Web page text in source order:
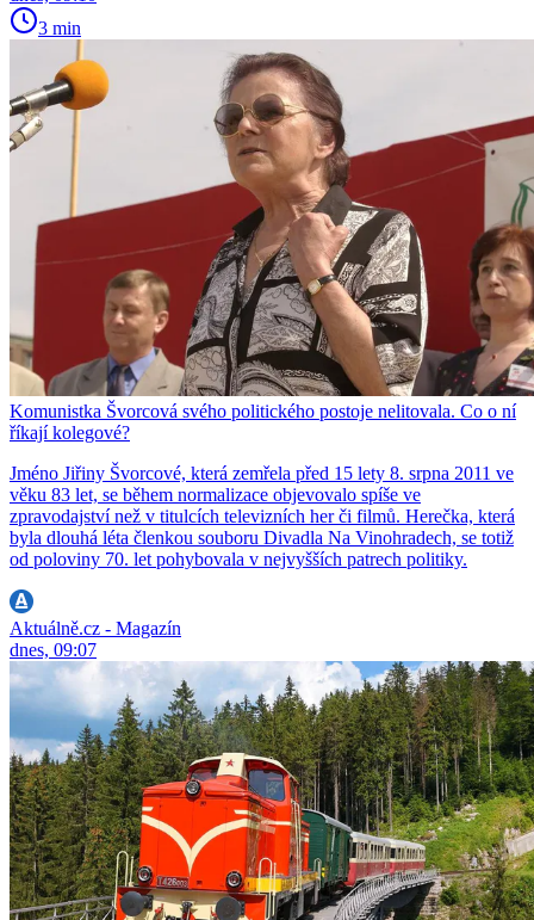
3 min
Komunistka Švorcová svého politického postoje nelitovala. Co o ní
říkají kolegové?
Jméno Jiřiny Švorcové, která zemřela před 15 lety 8. srpna 2011 ve
věku 83 let, se během normalizace objevovalo spíše ve
zpravodajství než v titulcích televizních her či filmů. Herečka, která
byla dlouhá léta členkou souboru Divadla Na Vinohradech, se totiž
od poloviny 70. let pohybovala v nejvyšších patrech politiky.
Aktuálně.cz - Magazín
dnes, 09:07